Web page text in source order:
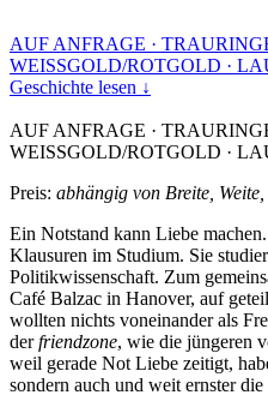
AUF ANFRAGE ·
WEISSGOLD/ROTGOLD ·
Geschichte lesen ↓
AUF ANFRAGE ·
WEISSGOLD/ROTGOLD ·
Preis: abhängig von Breite,
Ein Notstand kann Liebe
Klausuren im Studium. Sie
Politikwissenschaft. Zum
Café Balzac in Hanover, auf
wollten nichts voneinander als
derfriendzone, wie die jüngeren
weil gerade Not Liebe zeitigt,
sondern auch und weit ernster